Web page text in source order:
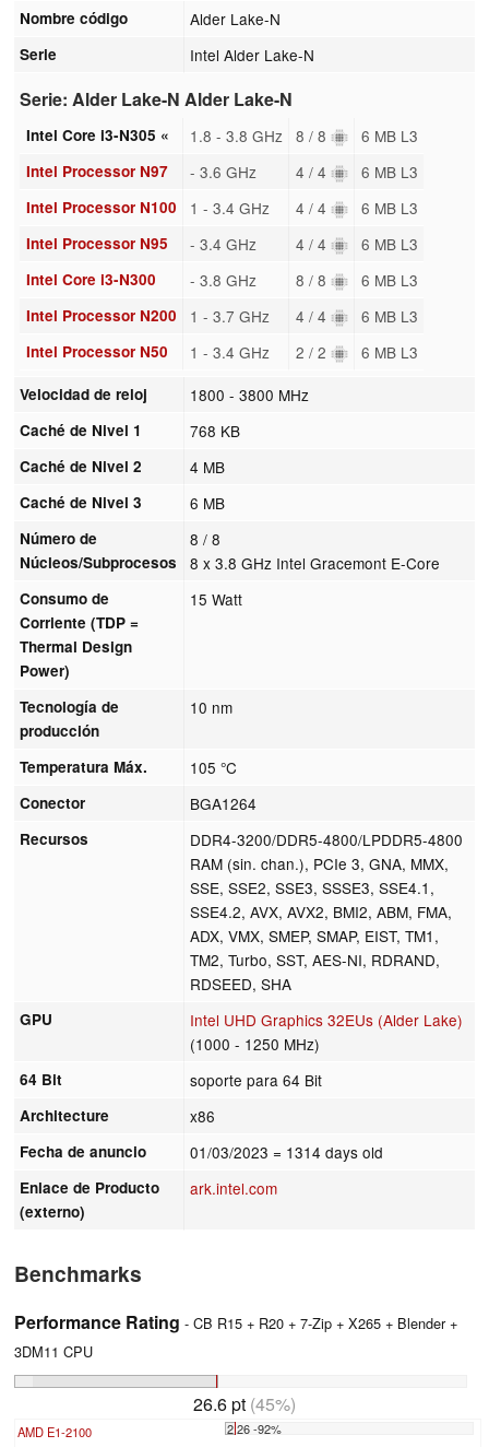
Nombre código Alder Lake-N
Serie Intel Alder Lake-N
Serie: Alder Lake-N Alder Lake-N
Intel Core i3-N305 « 1.8 - 3.8 GHz 8 / 8 6 MB L3
Intel Processor N97 - 3.6 GHz 4 / 4 6 MB L3
Intel Processor N100 1 - 3.4 GHz 4 / 4 6 MB L3
Intel Processor N95 - 3.4 GHz 4 / 4 6 MB L3
Intel Core i3-N300 - 3.8 GHz 8 / 8 6 MB L3
Intel Processor N200 1 - 3.7 GHz 4 / 4 6 MB L3
Intel Processor N50 1 - 3.4 GHz 2 / 2 6 MB L3
Velocidad de reloj 1800 - 3800 MHz
Caché de Nivel 1 768 KB
Caché de Nivel 2 4 MB
Caché de Nivel 3 6 MB
Número de
Núcleos/Subprocesos
8 / 8
8 x 3.8 GHz Intel Gracemont E-Core
Consumo de
Corriente (TDP =
Thermal Design
Power)
15 Watt
Tecnología de
producción
10 nm
Temperatura Máx. 105 °C
Conector BGA1264
Recursos
DDR4-3200/DDR5-4800/LPDDR5-4800
RAM (sin. chan.), PCIe 3, GNA, MMX,
SSE, SSE2, SSE3, SSSE3, SSE4.1,
SSE4.2, AVX, AVX2, BMI2, ABM, FMA,
ADX, VMX, SMEP, SMAP, EIST, TM1,
TM2, Turbo, SST, AES-NI, RDRAND,
RDSEED, SHA
GPU
Intel UHD Graphics 32EUs (Alder Lake)
(1000 - 1250 MHz)
64 Bit soporte para 64 Bit
Architecture x86
Fecha de anuncio 01/03/2023 = 1314 days old
Enlace de Producto
(externo)
ark.intel.com
Benchmarks
Performance Rating - CB R15 + R20 + 7-Zip + X265 + Blender +
3DM11 CPU
26.6 pt (45%)
AMD E1-2100 2.26 -92%